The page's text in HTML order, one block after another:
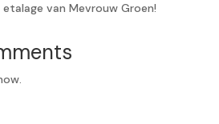
van Mevrouw Groen!